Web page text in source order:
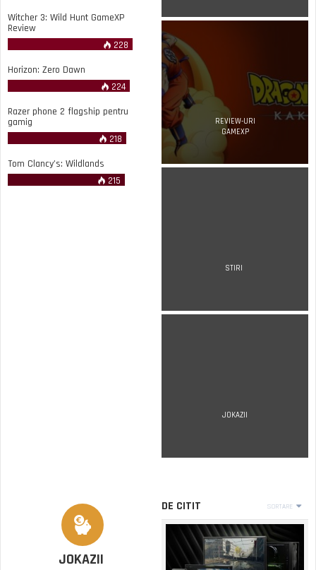
Witcher 3: Wild Hunt GameXP
Review
228
Horizon: Zero Dawn
224
Razer phone 2 flagship pentru
gamig
218
Tom Clancy’s: Wildlands
215
REVIEW-URI
GAMEXP
STIRI
JOKAZII
JOKAZII
DE CITIT SORTARE